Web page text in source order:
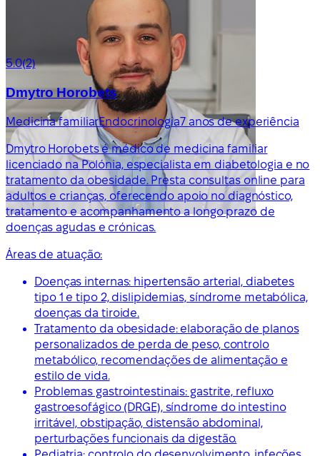
5.0(2)
Dmytro Horobets
Medicina familiarEndocrinologia7 anos de experiência
Dmytro Horobets é médico de medicina familiar
licenciado na Polónia, especialista em diabetologia e no
tratamento da obesidade. Presta consultas online para
adultos e crianças, oferecendo apoio no diagnóstico,
tratamento e acompanhamento a longo prazo de
doenças agudas e crónicas.
Áreas de atuação:
Doenças internas: hipertensão arterial, diabetes
tipo 1 e tipo 2, dislipidemias, síndrome metabólica,
doenças da tiroide.
Tratamento da obesidade: elaboração de planos
personalizados de perda de peso, controlo
metabólico, recomendações de alimentação e
estilo de vida.
Problemas gastrointestinais: gastrite, refluxo
gastroesofágico (DRGE), síndrome do intestino
irritável, obstipação, distensão abdominal,
perturbações funcionais da digestão.